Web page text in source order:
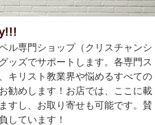
ル専門ショップ（クリスチャンシ
ッズでサポートします。各専門ス
キリスト教業界や悩めるすべての
勧めします！お店では、ここに載
すし、お取り寄せも可能です。賛
しています！